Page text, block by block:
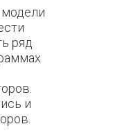
ряд
и